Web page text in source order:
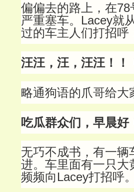
偏偏去的路上，在
严重塞车。Lacey就
过的车主人们打招呼
汪汪，汪，汪汪！！
略通狗语的爪哥给
吃瓜群众们，早晨好
无巧不成书，有一
进。车里面有一只大
频频向Lacey打招呼。